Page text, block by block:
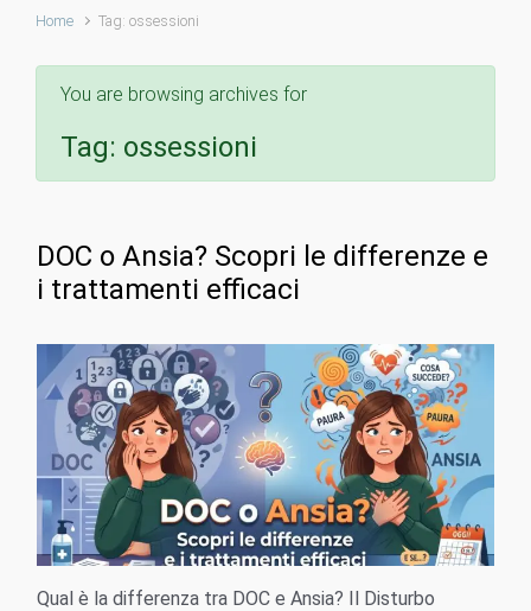
Home Tag: ossessioni
You are browsing archives for
Tag: ossessioni
DOC o Ansia? Scopri le differenze e
i trattamenti efficaci
Qual è la differenza tra DOC e Ansia? Il Disturbo